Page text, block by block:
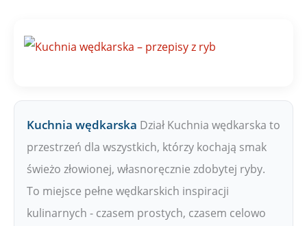
Kuchnia wędkarska Dział Kuchnia wędkarska to
przestrzeń dla wszystkich, którzy kochają smak
świeżo złowionej, własnoręcznie zdobytej ryby.
To miejsce pełne wędkarskich inspiracji
kulinarnych - czasem prostych, czasem celowo